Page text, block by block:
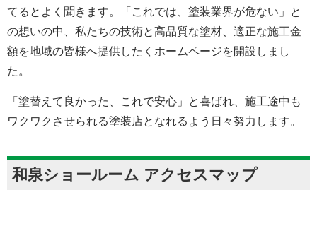
てるとよく聞きます。「これでは、塗装業界が危ない」と
の想いの中、私たちの技術と高品質な塗材、適正な施工金
額を地域の皆様へ提供したくホームページを開設しまし
た。
「塗替えて良かった、これで安心」と喜ばれ、施工途中も
ワクワクさせられる塗装店となれるよう日々努力します。
和泉ショールーム アクセスマップ